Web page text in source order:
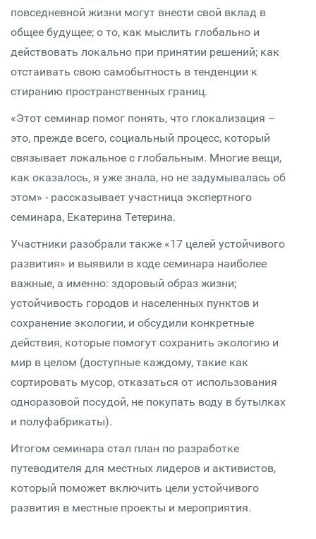
повседневной жизни могут внести свой вклад в
общее будущее; о то, как мыслить глобально и
действовать локально при принятии решений; как
отстаивать свою самобытность в тенденции к
стиранию пространственных границ.
«Этот семинар помог понять, что глокализация –
это, прежде всего, социальный процесс, который
связывает локальное с глобальным. Многие вещи,
как оказалось, я уже знала, но не задумывалась об
этом» - рассказывает участница экспертного
семинара, Екатерина Тетерина.
Участники разобрали также «17 целей устойчивого
развития» и выявили в ходе семинара наиболее
важные, а именно: здоровый образ жизни;
устойчивость городов и населенных пунктов и
сохранение экологии, и обсудили конкретные
действия, которые помогут сохранить экологию и
мир в целом (доступные каждому, такие как
сортировать мусор, отказаться от использования
одноразовой посудой, не покупать воду в бутылках
и полуфабрикаты).
Итогом семинара стал план по разработке
путеводителя для местных лидеров и активистов,
который поможет включить цели устойчивого
развития в местные проекты и мероприятия.